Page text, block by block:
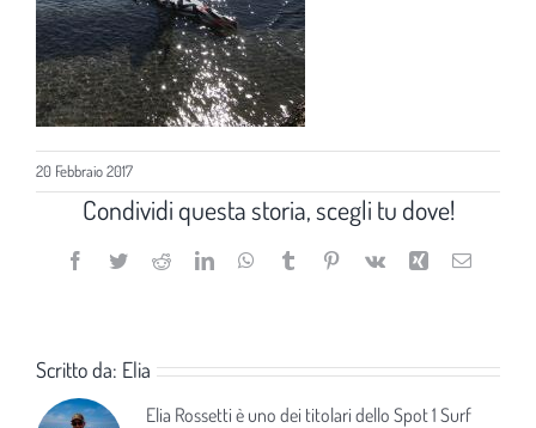
20 Febbraio 2017
Condividi questa storia, scegli tu dove!
Facebook
TwitterRedditLinkedInWhatsApp
TumblrPinterest
Vk Xing Email
Scritto da: Elia
Elia Rossetti è uno dei titolari dello Spot 1 Surf